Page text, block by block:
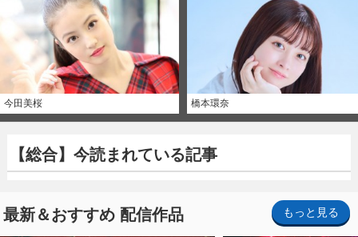
今田美桜 橋本環奈
【総合】今読まれている記事
最新＆おすすめ 配信作品 もっと見る